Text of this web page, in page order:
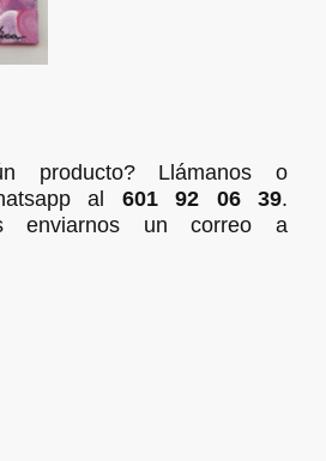
producto? Llámanos o
al 601 92 06 39.
enviarnos un correo a